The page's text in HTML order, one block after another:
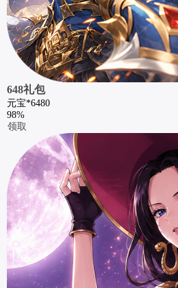
648礼包
元宝*6480
98%
领取